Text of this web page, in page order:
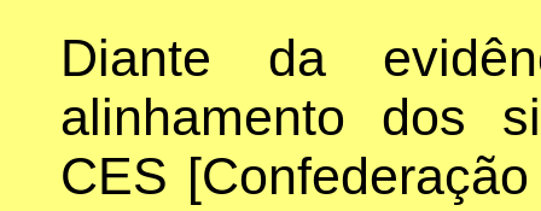
Diante da
alinhamento dos
CES